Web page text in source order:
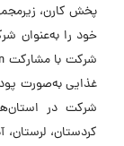
خود را به‌عنوان
غذایی به‌صورت
شرکت در
کردستان، لرستان،